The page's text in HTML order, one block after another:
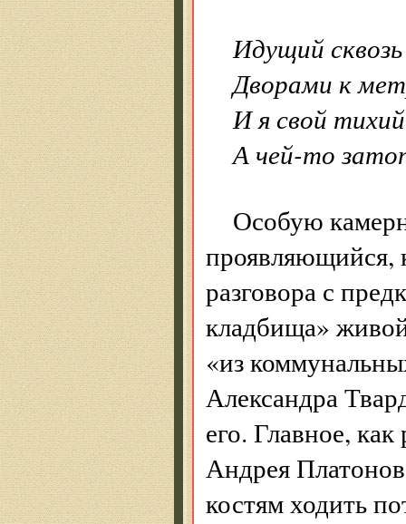
Идущий
Дворами к
И я свой
А чей-то
Особую
проявляющийся,
разговора с
кладбища»
«из
Александра
его. Главное,
Андрея
костям ходить